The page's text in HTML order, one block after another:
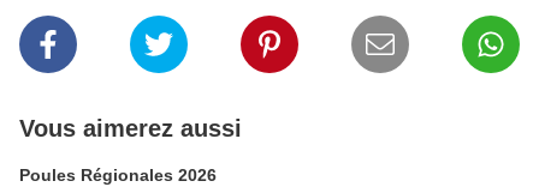
Vous aimerez aussi
Poules Régionales 2026